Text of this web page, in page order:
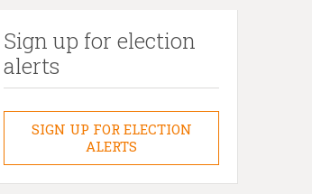
Sign up for election
alerts
SIGN UP FOR ELECTION
ALERTS